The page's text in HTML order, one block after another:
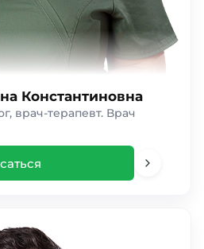
Константиновна
врач-терапевт. Врач